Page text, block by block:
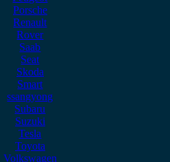
Porsche
Renault
Rover
Saab
Seat
Skoda
Smart
ssangyong
Subaru
Suzuki
Tesla
Toyota
Volkswagen